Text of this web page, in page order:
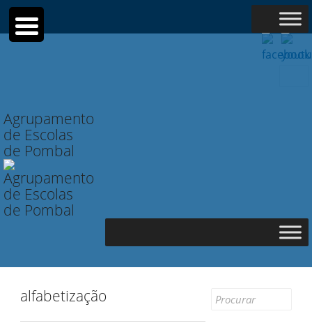
Agrupamento
de Escolas
de Pombal
alfabetização
Search